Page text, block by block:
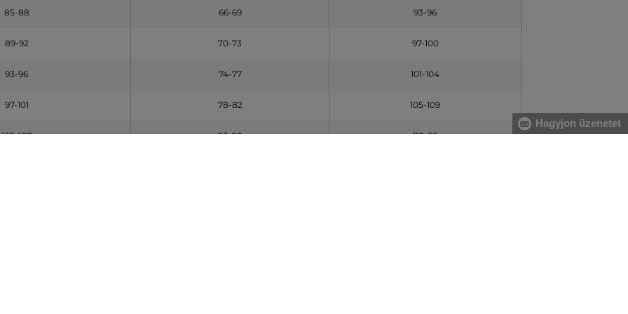
85-88 66-69 93-96
89-92 70-73 97-100
93-96 74-77 101-104
97-101 78-82 105-109
102-107 83-88 110-115
Hagyjon üzenetet